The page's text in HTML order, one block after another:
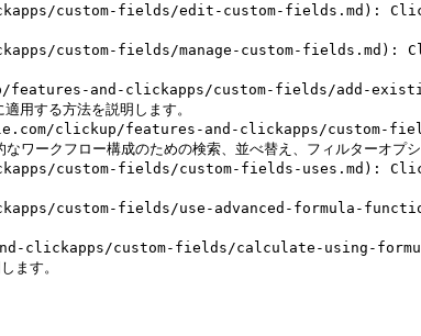
custom-fields/edit-custom-fields.md): ClickUpマニ
fields/manage-custom-fields.md): ClickUp
features-and-clickapps/custom-fields/add-
用する方法を説明します。
clickup/features-and-clickapps/
クフロー構成のための検索、並べ替え、フィルターオプシ
custom-fields/custom-fields-uses.md): ClickUpマ
custom-fields/use-advanced-formula-
clickapps/custom-fields/calculate-using-